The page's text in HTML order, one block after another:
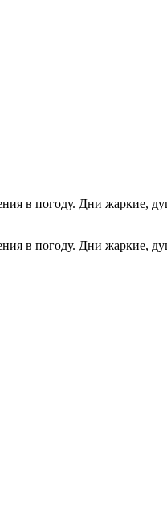
в погоду. Дни жаркие,
в погоду. Дни жаркие,